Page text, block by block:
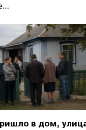
в дом,